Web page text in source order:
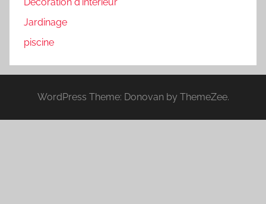
Jardinage
piscine
WordPress Theme: Donovan by ThemeZee.